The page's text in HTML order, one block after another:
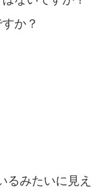
か？
るみたいに見え